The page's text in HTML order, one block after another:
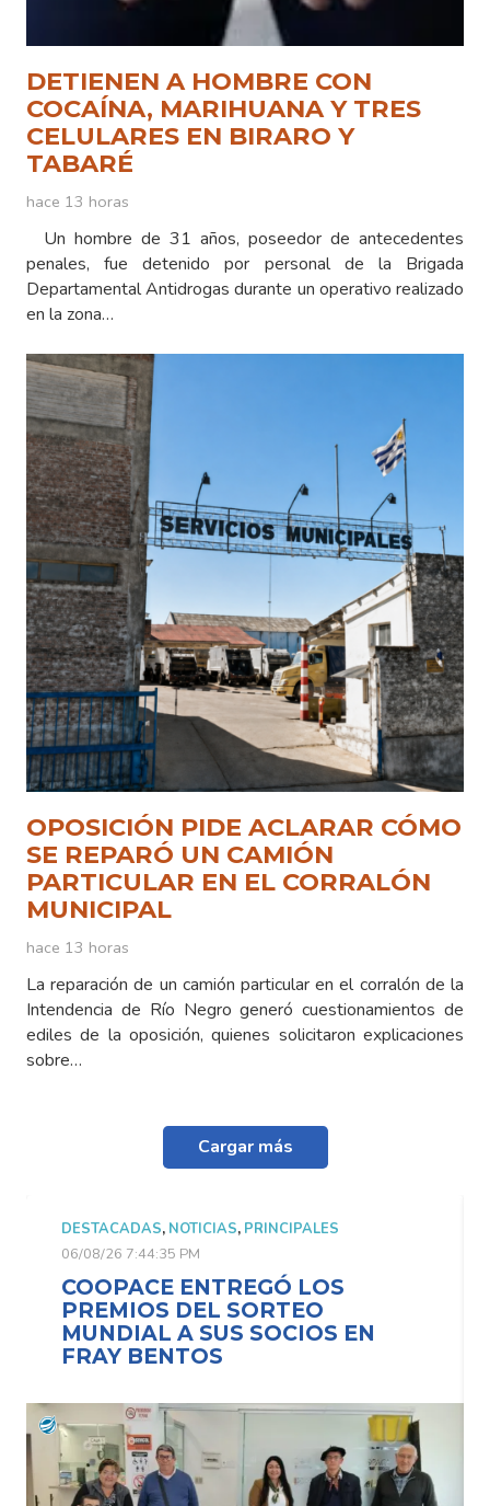
DETIENEN A HOMBRE CON
COCAÍNA, MARIHUANA Y TRES
CELULARES EN BIRARO Y
TABARÉ
hace 13 horas
Un hombre de 31 años, poseedor de antecedentes
penales, fue detenido por personal de la Brigada
Departamental Antidrogas durante un operativo realizado
en la zona…
OPOSICIÓN PIDE ACLARAR CÓMO
SE REPARÓ UN CAMIÓN
PARTICULAR EN EL CORRALÓN
MUNICIPAL
hace 13 horas
La reparación de un camión particular en el corralón de la
Intendencia de Río Negro generó cuestionamientos de
ediles de la oposición, quienes solicitaron explicaciones
sobre…
Cargar más
DESTACADAS, NOTICIAS, PRINCIPALES
06/08/26 7:44:35 PM
COOPACE ENTREGÓ LOS
PREMIOS DEL SORTEO
MUNDIAL A SUS SOCIOS EN
FRAY BENTOS